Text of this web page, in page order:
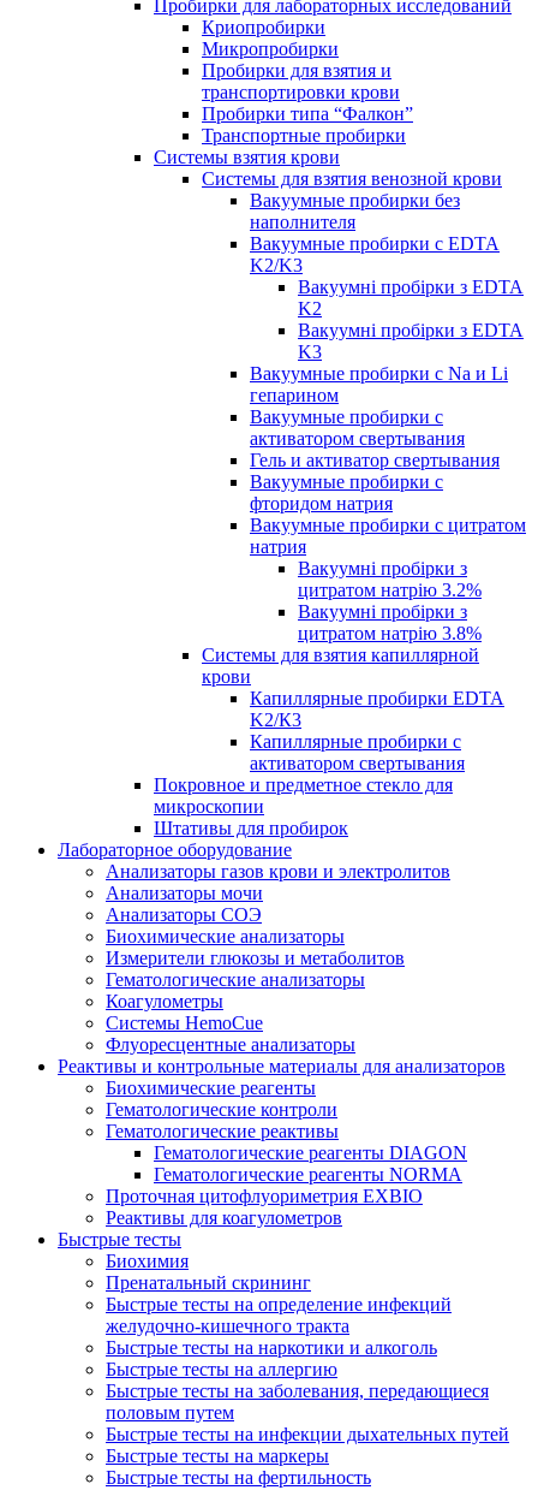
Пробирки для лабораторных исследований
Криопробирки
Микропробирки
Пробирки для взятия и
транспортировки крови
Пробирки типа “Фалкон”
Транспортные пробирки
Системы взятия крови
Системы для взятия венозной крови
Вакуумные пробирки без
наполнителя
Вакуумные пробирки с EDTA
K2/K3
Вакуумні пробірки з EDTA
K2
Вакуумні пробірки з EDTA
K3
Вакуумные пробирки с Na и Li
гепарином
Вакуумные пробирки с
активатором свертывания
Гель и активатор свертывания
Вакуумные пробирки с
фторидом натрия
Вакуумные пробирки с цитратом
натрия
Вакуумні пробірки з
цитратом натрію 3.2%
Вакуумні пробірки з
цитратом натрію 3.8%
Системы для взятия капиллярной
крови
Капиллярные пробирки EDTA
K2/К3
Капиллярные пробирки с
активатором свертывания
Покровное и предметное стекло для
микроскопии
Штативы для пробирок
Лабораторное оборудование
Анализаторы газов крови и электролитов
Анализаторы мочи
Анализаторы СОЭ
Биохимические анализаторы
Измерители глюкозы и метаболитов
Гематологические анализаторы
Коагулометры
Системы HemoCue
Флуоресцентные анализаторы
Реактивы и контрольные материалы для анализаторов
Биохимические реагенты
Гематологические контроли
Гематологические реактивы
Гематологические реагенты DIAGON
Гематологические реагенты NORMA
Проточная цитофлуориметрия EXBIO
Реактивы для коагулометров
Быстрые тесты
Биохимия
Пренатальный скрининг
Быстрые тесты на определение инфекций
желудочно-кишечного тракта
Быстрые тесты на наркотики и алкоголь
Быстрые тесты на аллергию
Быстрые тесты на заболевания, передающиеся
половым путем
Быстрые тесты на инфекции дыхательных путей
Быстрые тесты на маркеры
Быстрые тесты на фертильность